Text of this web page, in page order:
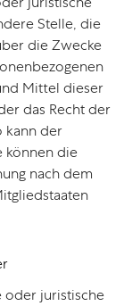
Stelle, die
die Zwecke
Mittel dieser
das Recht der
kann der
können die
nach dem
oder juristische